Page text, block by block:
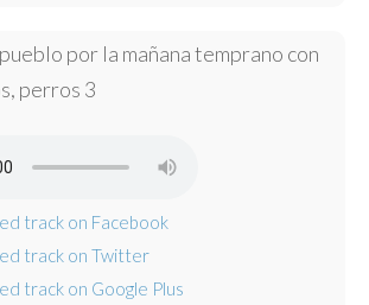
por la mañana temprano con
perros 3